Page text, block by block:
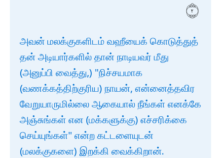
அவன் மலக்குகளிடம் வஹீயைக் கொடுத்துத்
தன் அடியார்களில் தான் நாடியவர் மீது
(அனுப்பி வைத்து,) "நிச்சயமாக
(வணக்கத்திற்குரிய) நாயன், என்னைத்தவிர
வேறுயாருமில்லை ஆகையால் நீங்கள் எனக்கே
அஞ்சுங்கள் என (மக்களுக்கு) எச்சரிக்கை
செய்யுங்கள்" என்ற கட்டளையுடன்
(மலக்குகளை) இறக்கி வைக்கிறான்.